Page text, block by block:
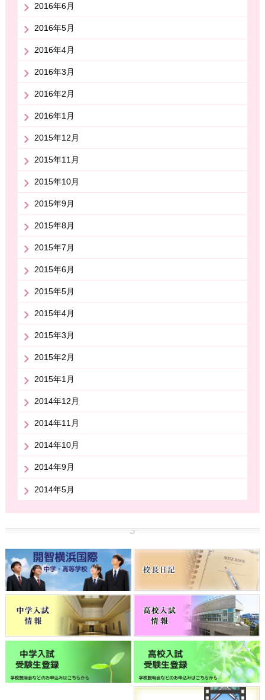
2016年6月
2016年5月
2016年4月
2016年3月
2016年2月
2016年1月
2015年12月
2015年11月
2015年10月
2015年9月
2015年8月
2015年7月
2015年6月
2015年5月
2015年4月
2015年3月
2015年2月
2015年1月
2014年12月
2014年11月
2014年10月
2014年9月
2014年5月